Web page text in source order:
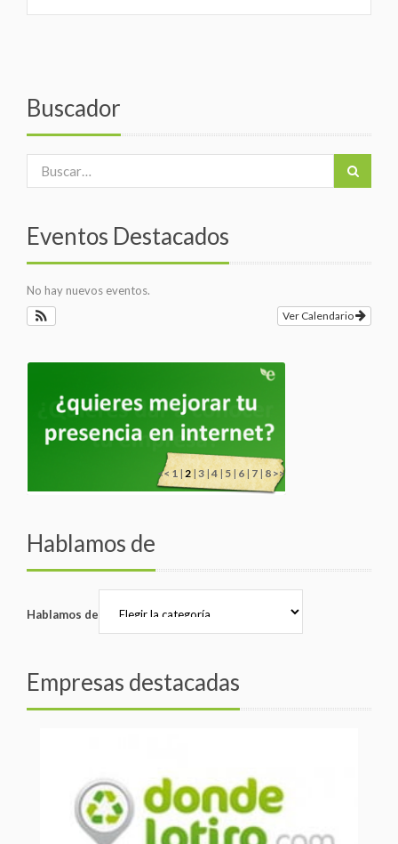
Buscador
Eventos Destacados
No hay nuevos eventos.
Ver Calendario
<<1| 2| 3|4|5|6| 7|8>>
Hablamos de
Hablamos de
Empresas destacadas